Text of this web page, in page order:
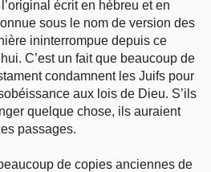
écrit en hébreu et en
sous le nom de version des
ininterrompue depuis ce
C’est un fait que beaucoup de
condamnent les Juifs pour
aux lois de Dieu. S’ils
quelque chose, ils auraient
passages.
de copies anciennes de